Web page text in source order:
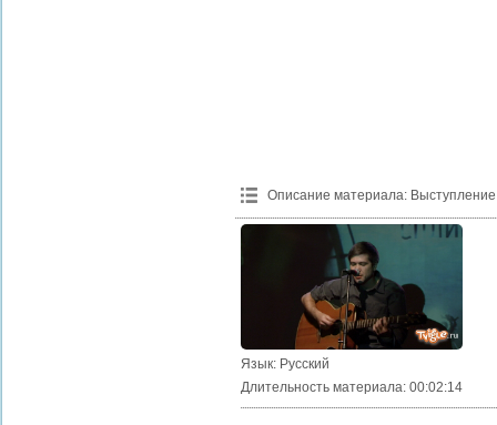
Описание материала:
Язык: Русский
Длительность материала: 00:02:14